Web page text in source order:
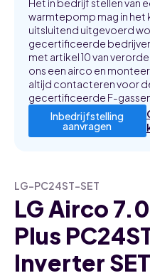
Het in bedrijf stellen van
warmtepomp mag in het
uitsluitend uitgevoerd
gecertificeerde
met artikel 10 van
ons een airco en
altijd contacteren voor
gecertificeerde F-gassen
Inbedrijfstelling
aanvragen
LG-PC24ST-SET
LG Airco
Plus
Inverter SET